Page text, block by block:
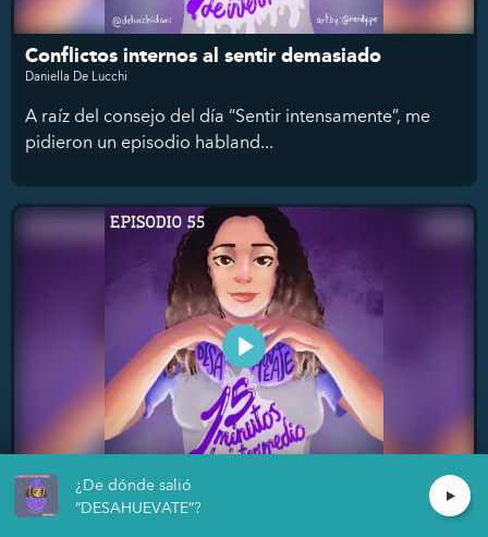
Conflictos internos al sentir demasiado
Daniella De Lucchi
A raíz del consejo del día “Sentir intensamente”, me
pidieron un episodio habland...
Establecer límites
¿De dónde salió
“DESAHUEVATE”?